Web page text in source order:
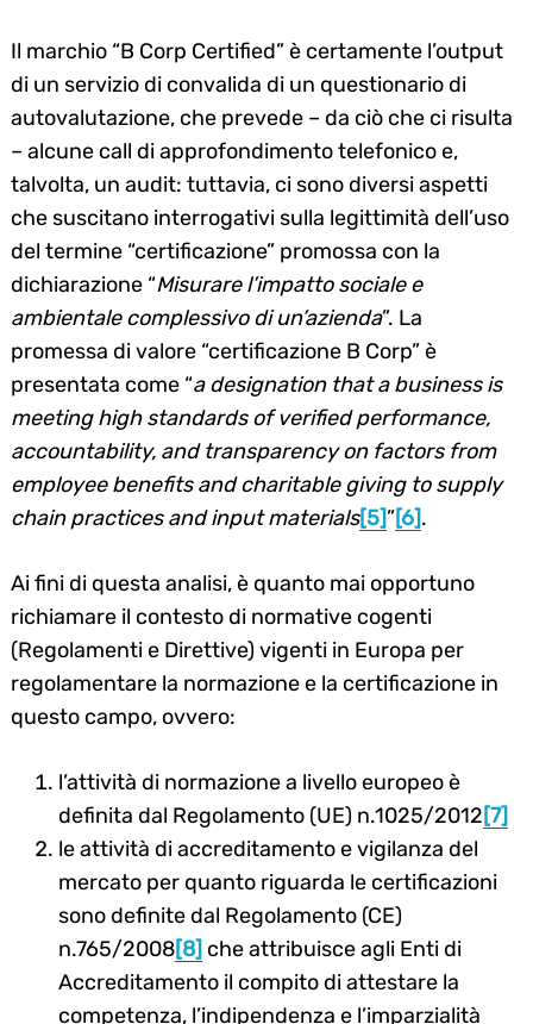
Il marchio “B Corp Certified” è certamente l’output
di un servizio di convalida di un questionario di
autovalutazione, che prevede – da ciò che ci risulta
– alcune call di approfondimento telefonico e,
talvolta, un audit: tuttavia, ci sono diversi aspetti
che suscitano interrogativi sulla legittimità dell’uso
del termine “certificazione” promossa con la
dichiarazione “Misurare l’impatto sociale e
ambientale complessivo di un’azienda”. La
promessa di valore “certificazione B Corp” è
presentata come “a designation that a business is
meeting high standards of verified performance,
accountability, and transparency on factors from
employee benefits and charitable giving to supply
chain practices and input materials[5]”[6].
Ai fini di questa analisi, è quanto mai opportuno
richiamare il contesto di normative cogenti
(Regolamenti e Direttive) vigenti in Europa per
regolamentare la normazione e la certificazione in
questo campo, ovvero:
l’attività di normazione a livello europeo è
definita dal Regolamento (UE) n.1025/2012[7]
le attività di accreditamento e vigilanza del
mercato per quanto riguarda le certificazioni
sono definite dal Regolamento (CE)
n.765/2008[8] che attribuisce agli Enti di
Accreditamento il compito di attestare la
competenza, l’indipendenza e l’imparzialità